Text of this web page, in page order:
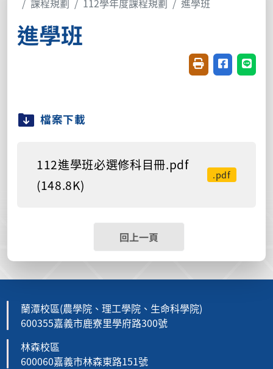
課程規劃
112學年度課程規劃 進學班
進學班
友善列印(開新視
分享至臉書
分享
檔案下載
112進學班必選修科目冊.pdf
(148.8K)
.pdf
回上一頁
蘭潭校區(農學院、理工學院、生命科學院)
600355嘉義市鹿寮里學府路300號
林森校區
600060嘉義市林森東路151號